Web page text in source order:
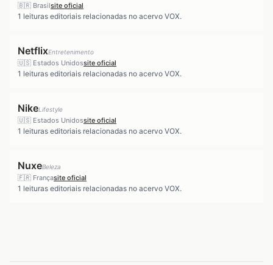
🇧🇷 Brasilsite oficial
1 leituras editoriais relacionadas no acervo VOX.
NetflixEntretenimento
🇺🇸 Estados Unidossite oficial
1 leituras editoriais relacionadas no acervo VOX.
NikeLifestyle
🇺🇸 Estados Unidossite oficial
1 leituras editoriais relacionadas no acervo VOX.
NuxeBeleza
🇫🇷 Françasite oficial
1 leituras editoriais relacionadas no acervo VOX.